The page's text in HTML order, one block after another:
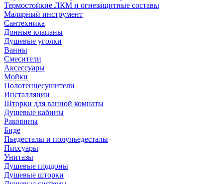
Термостойкие ЛКМ и огнезащитные составы
Малярный инструмент
Сантехника
Донные клапаны
Душевые уголки
Ванны
Смесители
Аксессуары
Мойки
Полотенцесушители
Инсталляции
Шторки для ванной комнаты
Душевые кабины
Раковины
Биде
Пьедесталы и полупьедесталы
Писсуары
Унитазы
Душевые поддоны
Душевые шторки